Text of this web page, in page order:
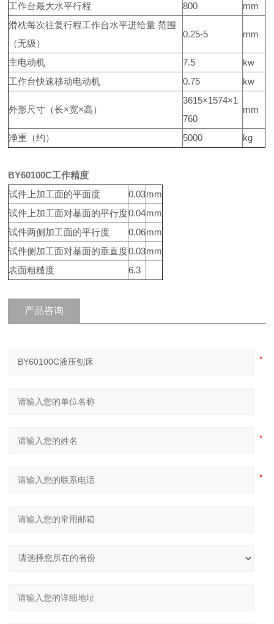
工作台最大水平行程
800
mm
滑枕每次往复行程工作台水平进给量 范围
（无级）
0.25-5 mm
主电动机 7.5
kw
工作台快速移动电动机
0.75 kw
外形尺寸（长×宽×高）
3615×1574×1
760
mm
净重（约） 5000 kg
BY60100C工作精度
试件上加工面的平面度
0.03mm
试件上加工面对基面的平行度0.04mm
试件两侧加工面的平行度
0.06mm
试件侧加工面对基面的垂直度0.03mm
表面粗糙度
6.3
产品咨询